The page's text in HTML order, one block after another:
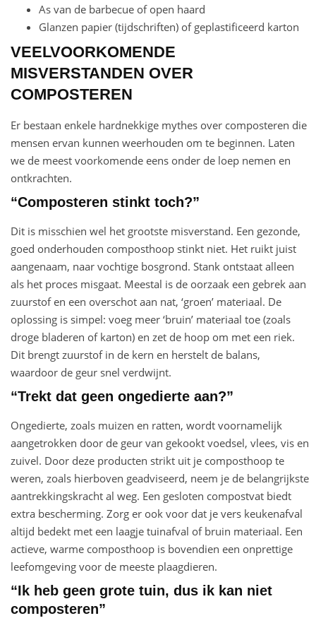
As van de barbecue of open haard
Glanzen papier (tijdschriften) of geplastificeerd karton
VEELVOORKOMENDE
MISVERSTANDEN OVER
COMPOSTEREN
Er bestaan enkele hardnekkige mythes over composteren die
mensen ervan kunnen weerhouden om te beginnen. Laten
we de meest voorkomende eens onder de loep nemen en
ontkrachten.
“Composteren stinkt toch?”
Dit is misschien wel het grootste misverstand. Een gezonde,
goed onderhouden composthoop stinkt niet. Het ruikt juist
aangenaam, naar vochtige bosgrond. Stank ontstaat alleen
als het proces misgaat. Meestal is de oorzaak een gebrek aan
zuurstof en een overschot aan nat, ‘groen’ materiaal. De
oplossing is simpel: voeg meer ‘bruin’ materiaal toe (zoals
droge bladeren of karton) en zet de hoop om met een riek.
Dit brengt zuurstof in de kern en herstelt de balans,
waardoor de geur snel verdwijnt.
“Trekt dat geen ongedierte aan?”
Ongedierte, zoals muizen en ratten, wordt voornamelijk
aangetrokken door de geur van gekookt voedsel, vlees, vis en
zuivel. Door deze producten strikt uit je composthoop te
weren, zoals hierboven geadviseerd, neem je de belangrijkste
aantrekkingskracht al weg. Een gesloten compostvat biedt
extra bescherming. Zorg er ook voor dat je vers keukenafval
altijd bedekt met een laagje tuinafval of bruin materiaal. Een
actieve, warme composthoop is bovendien een onprettige
leefomgeving voor de meeste plaagdieren.
“Ik heb geen grote tuin, dus ik kan niet
composteren”